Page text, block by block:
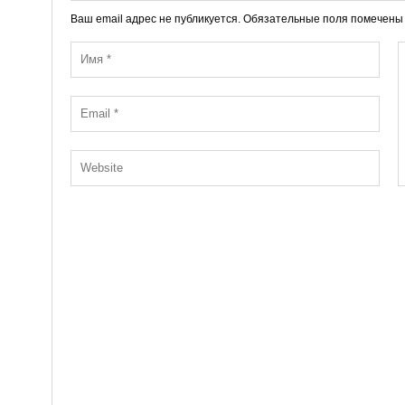
Ваш email адрес не публикуется. Обязательные поля помечены